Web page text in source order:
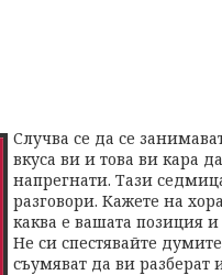
Случва се да се
вкуса ви и това ви кара
напрегнати. Тази
разговори. Кажете на
каква е вашата позиция
Не си спестявайте
съумяват да ви разберат